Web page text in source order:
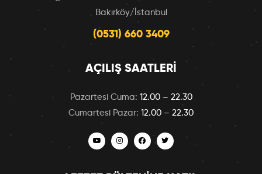
Bakırköy/İstanbul
(0531) 660 3409
AÇILIŞ SAATLERI
Pazartesi Cuma: 12.00 – 22.30
Cumartesi Pazar: 12.00 – 22.30